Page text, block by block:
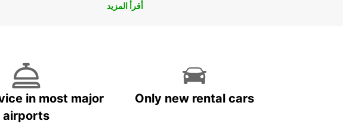
أقرأ المزيد
in most major
airports
Only new rental cars